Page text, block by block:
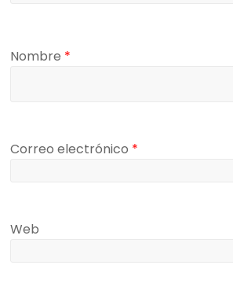
Nombre *
Correo electrónico *
Web